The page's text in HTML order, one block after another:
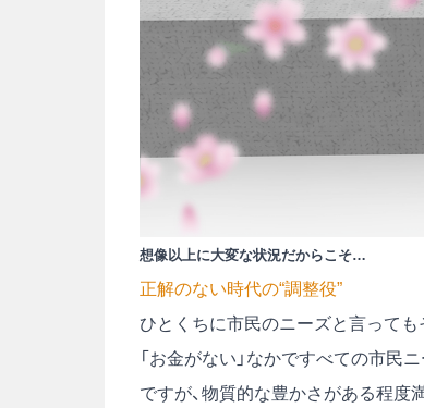
想像以上に大変な状況だからこそ…
正解のない時代の“調整役”
ひとくちに市民のニーズと言っても
「お金がない」なかですべての市民
ですが、物質的な豊かさがある程度